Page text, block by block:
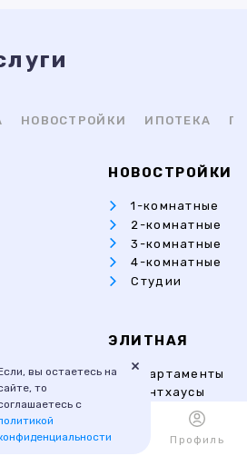
НОВОСТРОЙКИ ИПОТЕКА
НОВОСТРОЙКИ
1-комнатные
2-комнатные
3-комнатные
4-комнатные
Студии
ЭЛИТНАЯ
Апартаменты
Пентхаусы
Коттеджи
вы остаетесь на
то
с
×
Избранное Профиль